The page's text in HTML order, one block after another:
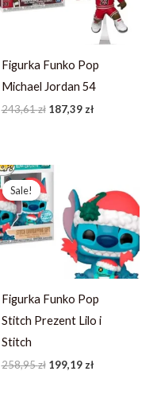
Figurka Funko Pop
Michael Jordan 54
243,61zł 187,39 zł
Sale!
Sale!
Figurka Funko Pop
Stitch Prezent Lilo i
Stitch
258,95zł
Pierwotna
wynosiła:
258,95 zł.
199,19zł
wynosi:
199,19 zł.